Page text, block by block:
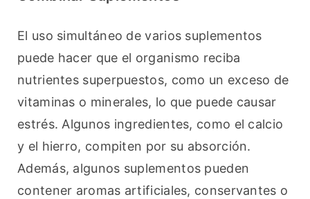
El uso simultáneo de varios suplementos
puede hacer que el organismo reciba
nutrientes superpuestos, como un exceso de
vitaminas o minerales, lo que puede causar
estrés. Algunos ingredientes, como el calcio
y el hierro, compiten por su absorción.
Además, algunos suplementos pueden
contener aromas artificiales, conservantes o